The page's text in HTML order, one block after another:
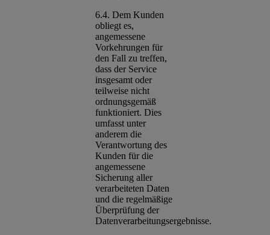
6.4. Dem Kunden
obliegt es,
angemessene
Vorkehrungen für
den Fall zu treffen,
dass der Service
insgesamt oder
teilweise nicht
ordnungsgemäß
funktioniert. Dies
umfasst unter
anderem die
Verantwortung des
Kunden für die
angemessene
Sicherung aller
verarbeiteten Daten
und die regelmäßige
Überprüfung der
Datenverarbeitungsergebnisse.